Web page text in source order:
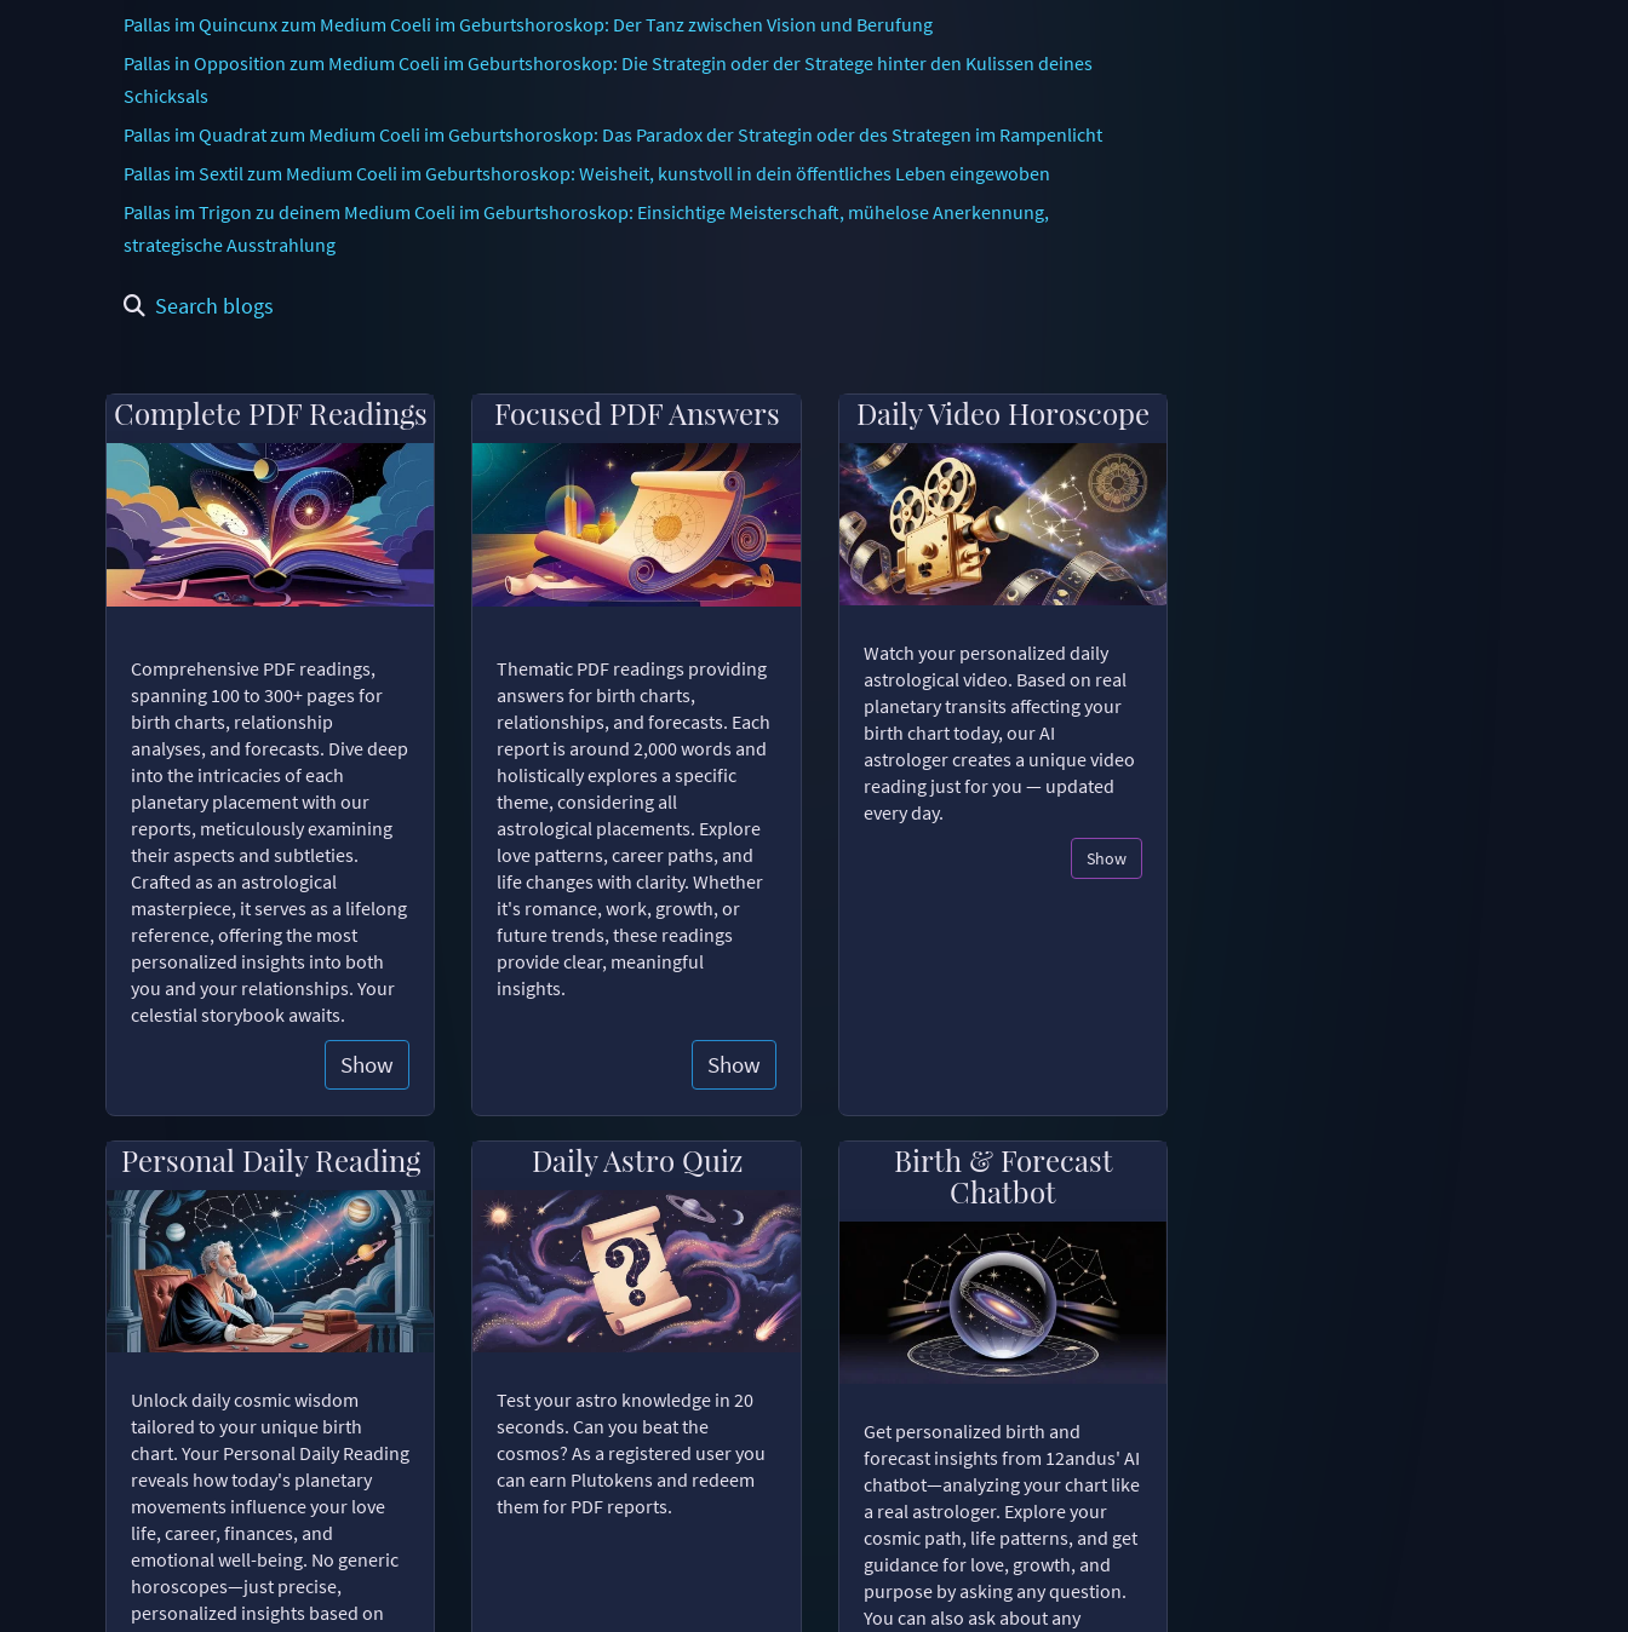
Pallas im Quincunx zum Medium Coeli im Geburtshoroskop: Der Tanz zwischen Vision und Berufung
Pallas in Opposition zum Medium Coeli im Geburtshoroskop: Die Strategin oder der Stratege hinter den Kulissen deines
Schicksals
Pallas im Quadrat zum Medium Coeli im Geburtshoroskop: Das Paradox der Strategin oder des Strategen im Rampenlicht
Pallas im Sextil zum Medium Coeli im Geburtshoroskop: Weisheit, kunstvoll in dein öffentliches Leben eingewoben
Pallas im Trigon zu deinem Medium Coeli im Geburtshoroskop: Einsichtige Meisterschaft, mühelose Anerkennung,
strategische Ausstrahlung
Search blogs
Complete PDF Readings
Comprehensive PDF readings,
spanning 100 to 300+ pages for
birth charts, relationship
analyses, and forecasts. Dive deep
into the intricacies of each
planetary placement with our
reports, meticulously examining
their aspects and subtleties.
Crafted as an astrological
masterpiece, it serves as a lifelong
reference, offering the most
personalized insights into both
you and your relationships. Your
celestial storybook awaits.
Show
Focused PDF Answers
Thematic PDF readings providing
answers for birth charts,
relationships, and forecasts. Each
report is around 2,000 words and
holistically explores a specific
theme, considering all
astrological placements. Explore
love patterns, career paths, and
life changes with clarity. Whether
it's romance, work, growth, or
future trends, these readings
provide clear, meaningful
insights.
Show
Daily Video Horoscope
Watch your personalized daily
astrological video. Based on real
planetary transits affecting your
birth chart today, our AI
astrologer creates a unique video
reading just for you — updated
every day.
Show
Personal Daily Reading
Unlock daily cosmic wisdom
tailored to your unique birth
chart. Your Personal Daily Reading
reveals how today's planetary
movements influence your love
life, career, finances, and
emotional well-being. No generic
horoscopes—just precise,
personalized insights based on
Daily Astro Quiz
Test your astro knowledge in 20
seconds. Can you beat the
cosmos? As a registered user you
can earn Plutokens and redeem
them for PDF reports.
Birth & Forecast
Chatbot
Get personalized birth and
forecast insights from 12andus' AI
chatbot—analyzing your chart like
a real astrologer. Explore your
cosmic path, life patterns, and get
guidance for love, growth, and
purpose by asking any question.
You can also ask about any